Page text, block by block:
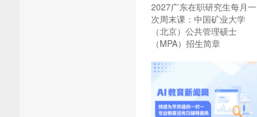
2027广东在职研究生每月一
次周末课：中国矿业大学
（北京）公共管理硕士
（MPA）招生简章